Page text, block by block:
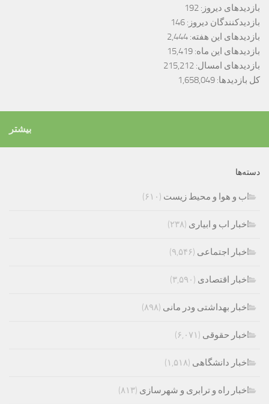
بازدیدهای دیروز: 192
بازدیدکنندگان دیروز: 146
بازدیدهای این هفته: 2,444
بازدیدهای این ماه: 15,419
بازدیدهای امسال: 215,212
کل بازدیدها: 1,658,049
بیشتر
دسته‌ها
اب و هوا و محیط زیست (۶۱۰)
اخبار اب و ابیاری (۲۳۸)
اخبار اجتماعی (۹,۵۴۶)
اخبار اقتصادی (۳,۵۹۰)
اخبار بهداشتی ودر مانی (۸۹۸)
اخبار حقوقی (۶,۰۷۱)
اخبار دانشگاهی (۱,۵۱۸)
اخبار راه و ترابری و شهرسازی (۸۱۳)